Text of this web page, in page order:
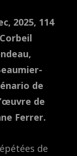
2025, 114
de
de
Ferrer.
de